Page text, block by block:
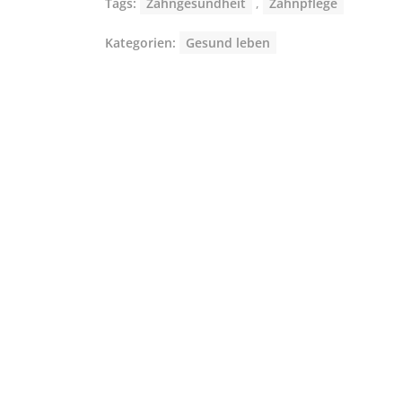
Kategorien: Gesund leben